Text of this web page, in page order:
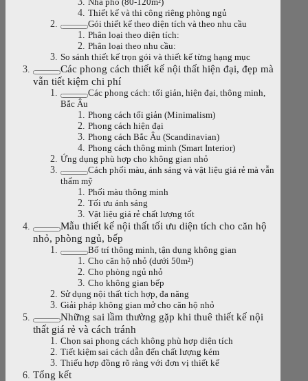
Nhà phố (80-120m²)
Thiết kế và thi công riêng phòng ngủ
Gói thiết kế theo diện tích và theo nhu cầu
Phân loại theo diện tích:
Phân loại theo nhu cầu:
So sánh thiết kế trọn gói và thiết kế từng hạng mục
Các phong cách thiết kế nội thất hiện đại, đẹp mà
vẫn tiết kiệm chi phí
Các phong cách: tối giản, hiện đại, thông minh,
Bắc Âu
Phong cách tối giản (Minimalism)
Phong cách hiện đại
Phong cách Bắc Âu (Scandinavian)
Phong cách thông minh (Smart Interior)
Ứng dụng phù hợp cho không gian nhỏ
Cách phối màu, ánh sáng và vật liệu giá rẻ mà vẫn
thẩm mỹ
Phối màu thông minh
Tối ưu ánh sáng
Vật liệu giá rẻ chất lượng tốt
Mẫu thiết kế nội thất tối ưu diện tích cho căn hộ
nhỏ, phòng ngủ, bếp
Bố trí thông minh, tận dụng không gian
Cho căn hộ nhỏ (dưới 50m²)
Cho phòng ngủ nhỏ
Cho không gian bếp
Sử dụng nội thất tích hợp, đa năng
Giải pháp không gian mở cho căn hộ nhỏ
Những sai lầm thường gặp khi thuê thiết kế nội
thất giá rẻ và cách tránh
Chọn sai phong cách không phù hợp diện tích
Tiết kiệm sai cách dẫn đến chất lượng kém
Thiếu hợp đồng rõ ràng với đơn vị thiết kế
Tổng kết